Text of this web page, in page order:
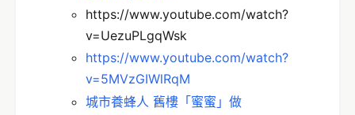
https://www.youtube.com/watch?
v=UezuPLgqWsk
https://www.youtube.com/watch?
v=5MVzGIWlRqM
城市養蜂人 舊樓「蜜蜜」做